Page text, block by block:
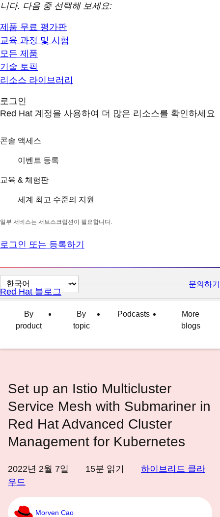
니다. 다음 중 선택해 보세요:
제품 무료 평가판
교육 과정 및 시험
모든 제품
기술 토픽
리소스 라이브러리
로그인
Red Hat 계정을 사용하여 더 많은 리소스를 확인하세요
콘솔 액세스
이벤트 등록
교육 & 체험판
세계 최고 수준의 지원
일부 서비스는 서브스크립션이 필요합니다.
로그인 또는 등록하기
페
이
변
문의하기
Red Hat 블로그
By
product
By
topic
Podcasts
More
blogs
Set up an Istio Multicluster
Service Mesh with Submariner in
Red Hat Advanced Cluster
Management for Kubernetes
2022년 2월 7일 15분 읽기
하이브리드 클라
우드
Morven Cao